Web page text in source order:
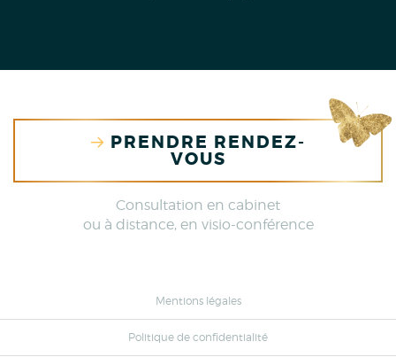
PRENDRE RENDEZ-
VOUS
Consultation en cabinet
ou à distance, en visio-conférence
Mentions légales
Politique de confidentialité